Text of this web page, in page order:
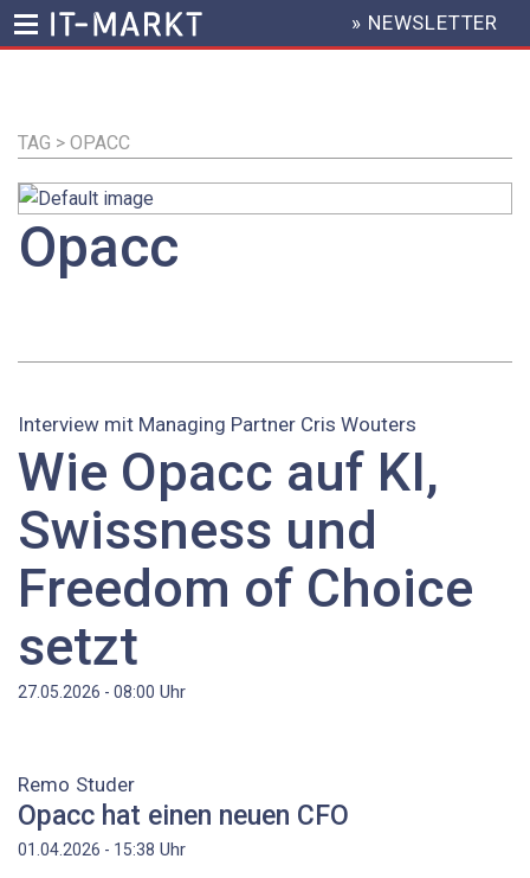
Inhalt
HEADER
MENU
» NEWSLETTER
TAG > OPACC
Opacc
Interview mit Managing Partner Cris Wouters
Wie Opacc auf KI,
Swissness und
Freedom of Choice
setzt
27.05.2026 - 08:00 Uhr
Remo Studer
Opacc hat einen neuen CFO
01.04.2026 - 15:38 Uhr